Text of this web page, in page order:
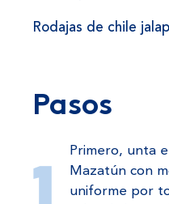
Rodajas de chile
Pasos
Primero, unta
Mazatún con
uniforme por